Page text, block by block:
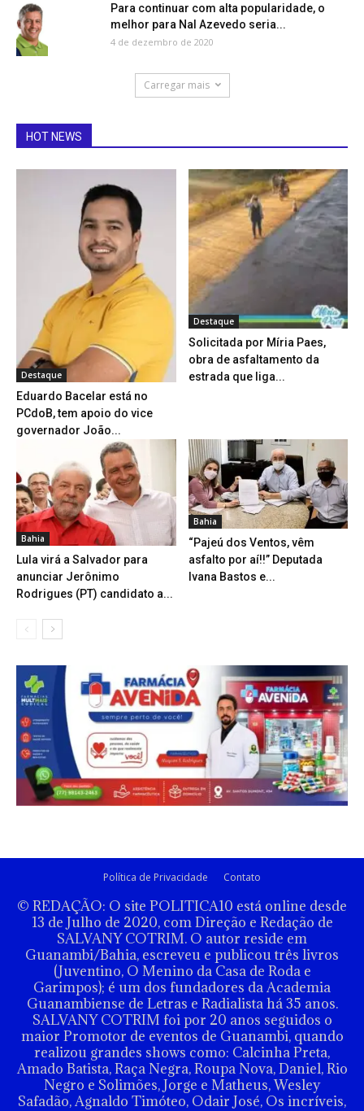
Para continuar com alta popularidade, o
melhor para Nal Azevedo seria...
4 de dezembro de 2020
Carregar mais
HOT NEWS
Destaque
Eduardo Bacelar está no
PCdoB, tem apoio do vice
governador João...
Destaque
Solicitada por Míria Paes,
obra de asfaltamento da
estrada que liga...
Bahia
Lula virá a Salvador para
anunciar Jerônimo
Rodrigues (PT) candidato a...
Bahia
“Pajeú dos Ventos, vêm
asfalto por aí!!” Deputada
Ivana Bastos e...
Política de Privacidade Contato
© REDAÇÃO: O site POLITICA10 está online desde
13 de Julho de 2020, com Direção e Redação de
SALVANY COTRIM. O autor reside em
Guanambi/Bahia, escreveu e publicou três livros
(Juventino, O Menino da Casa de Roda e
Garimpos); é um dos fundadores da Academia
Guanambiense de Letras e Radialista há 35 anos.
SALVANY COTRIM foi por 20 anos seguidos o
maior Promotor de eventos de Guanambi, quando
realizou grandes shows como: Calcinha Preta,
Amado Batista, Raça Negra, Roupa Nova, Daniel, Rio
Negro e Solimões, Jorge e Matheus, Wesley
Safadão, Agnaldo Timóteo, Odair José, Os incríveis,